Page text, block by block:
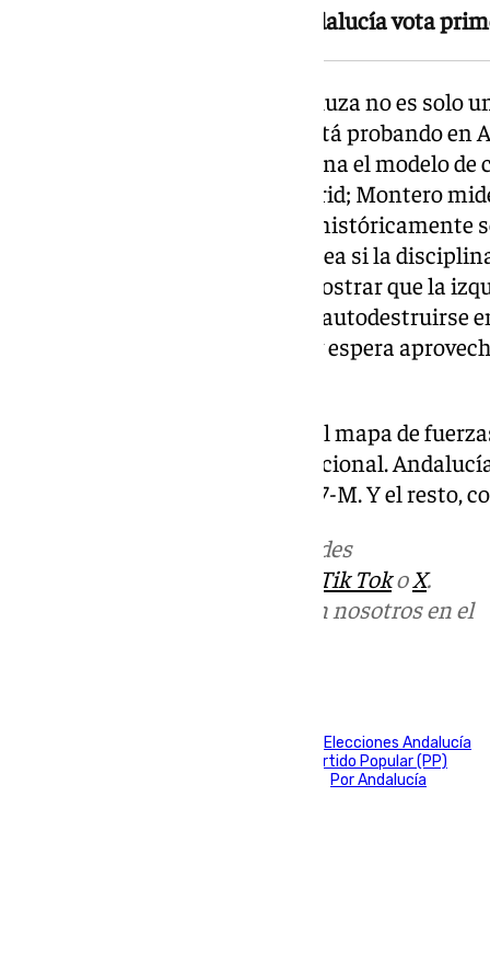
hasta ahora no lo ha hecho Andalucía vota
En definitiva, la campaña andaluza no es solo
ensayo general. Cada partido está probando
al conjunto del país: Moreno afina el modelo
Feijóo necesita replicar en Madrid; Montero
sanchismo en una comunidad históricamente
gobernada por el PP; Gavira testea si la
para crecer; Maíllo intenta demostrar que la
en un gobierno de coalición sin autodestruirse
García juega su propio partido y espera
El resultado electoral dibujará el mapa de
afrontará el siguiente asalto nacional.
España, marcará el camino el 17-M. Y el resto,
en las redes
Tik TokoX.
Puedes ponerte en contacto con nosotros en el
Elecciones Andalucía
Partido Popular (PP)
Por Andalucía